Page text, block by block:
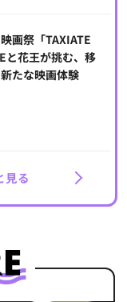
画祭「TAXIATE
と花王が挑む、移
たな映画体験
見る